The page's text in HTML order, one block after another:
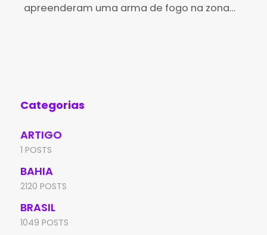
apreenderam uma arma de fogo na zona
Categorias
ARTIGO
1 POSTS
BAHIA
2120 POSTS
BRASIL
1049 POSTS